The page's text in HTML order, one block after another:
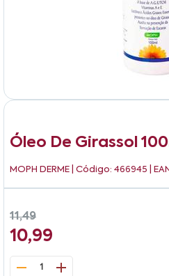
Óleo De Girassol
MOPH DERME | Código: 466945 |
11,49
10,99
1